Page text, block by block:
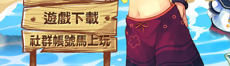
遊
社